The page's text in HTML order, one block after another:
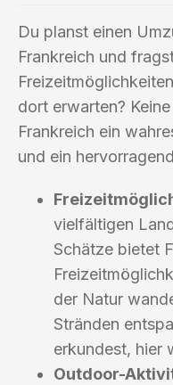
Du planst einen
Frankreich und
dort erwarten?
Frankreich ein
und ein
vielfältigen
Schätze bietet
der Natur
Stränden
erkundest, hier
Outdoor-